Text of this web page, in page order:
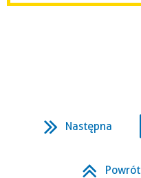
Następna
Powrót